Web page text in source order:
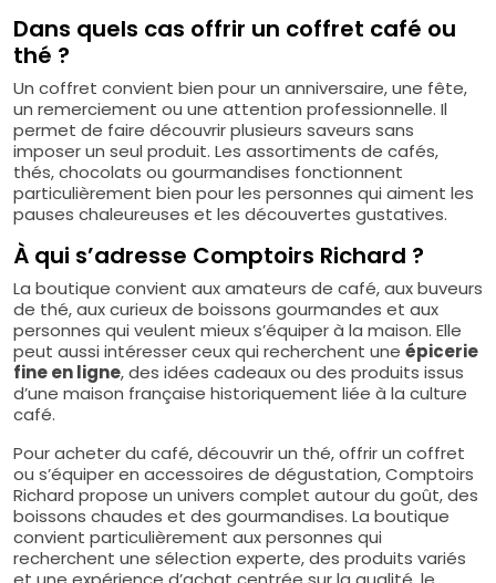
Dans quels cas offrir un coffret café ou
thé ?
Un coffret convient bien pour un anniversaire, une fête,
un remerciement ou une attention professionnelle. Il
permet de faire découvrir plusieurs saveurs sans
imposer un seul produit. Les assortiments de cafés,
thés, chocolats ou gourmandises fonctionnent
particulièrement bien pour les personnes qui aiment les
pauses chaleureuses et les découvertes gustatives.
À qui s’adresse Comptoirs Richard ?
La boutique convient aux amateurs de café, aux buveurs
de thé, aux curieux de boissons gourmandes et aux
personnes qui veulent mieux s’équiper à la maison. Elle
peut aussi intéresser ceux qui recherchent une épicerie
fine en ligne, des idées cadeaux ou des produits issus
d’une maison française historiquement liée à la culture
café.
Pour acheter du café, découvrir un thé, offrir un coffret
ou s’équiper en accessoires de dégustation, Comptoirs
Richard propose un univers complet autour du goût, des
boissons chaudes et des gourmandises. La boutique
convient particulièrement aux personnes qui
recherchent une sélection experte, des produits variés